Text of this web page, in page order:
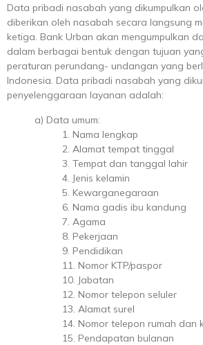
Data pribadi nasabah yang dikumpulkan
diberikan oleh nasabah secara langsung
ketiga. Bank Urban akan mengumpulkan
dalam berbagai bentuk dengan tujuan
peraturan perundang- undangan yang
Indonesia. Data pribadi nasabah yang
penyelenggaraan layanan adalah:
a) Data umum:
1. Nama lengkap
2. Alamat tempat tinggal
3. Tempat dan tanggal lahir
4. Jenis kelamin
5. Kewarganegaraan
6. Nama gadis ibu kandung
7. Agama
8. Pekerjaan
9. Pendidikan
11. Nomor KTP/paspor
10. Jabatan
12. Nomor telepon seluler
13. Alamat surel
14. Nomor telepon rumah dan
15. Pendapatan bulanan